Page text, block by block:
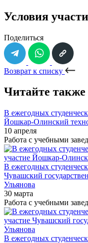
Условия
Поделиться
Возврат к списку
Читайте также
В ежегодных
Йошкар-Олинский
10 апреля
Работа с учебными
В ежегодных
Чувашский
Ульянова
30 марта
Работа с учебными
В ежегодных